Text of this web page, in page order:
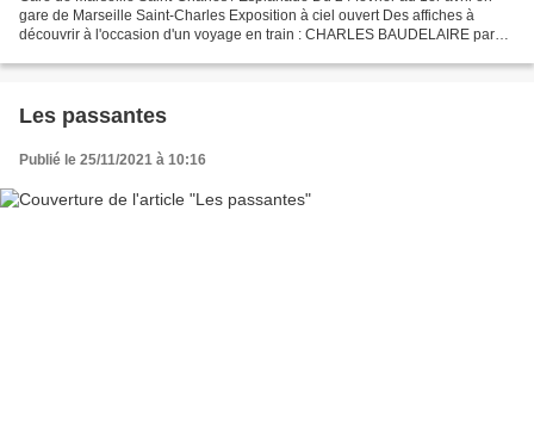
gare de Marseille Saint-Charles Exposition à ciel ouvert Des affiches à
découvrir à l'occasion d'un voyage en train : CHARLES BAUDELAIRE par
Les passantes
Publié le 25/11/2021 à 10:16